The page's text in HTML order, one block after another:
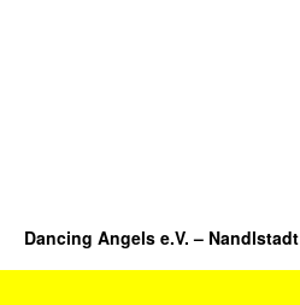
Dancing Angels e.V. – Nandlstadt